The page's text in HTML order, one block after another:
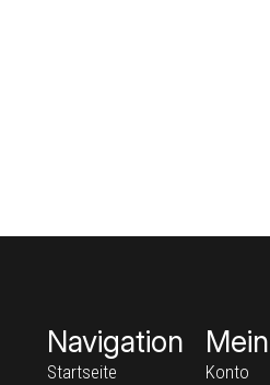
Navigation
Startseite
Konto